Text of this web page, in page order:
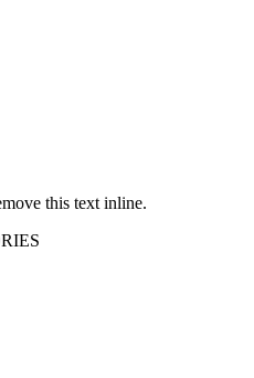
this text inline.